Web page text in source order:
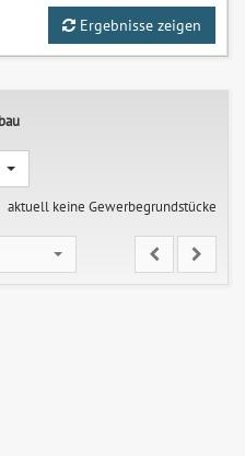
Ergebnisse zeigen
aktuell keine Gewerbegrundstücke